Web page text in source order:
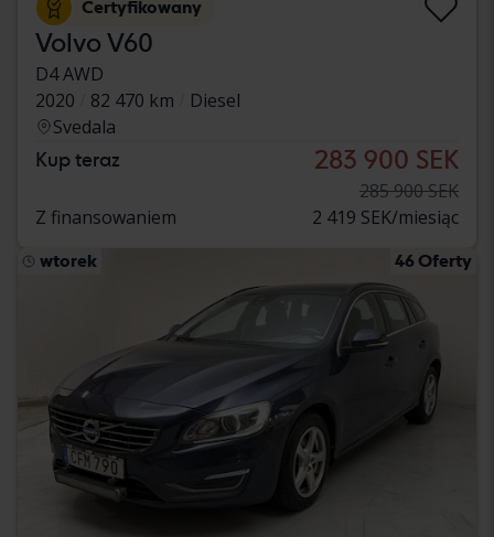
Certyfikowany
Volvo V60
D4 AWD
2020
82 470 km
Diesel
Svedala
Kup teraz 283 900 SEK
285 900 SEK
Z finansowaniem
2 419 SEK/miesiąc
wtorek 46 Oferty